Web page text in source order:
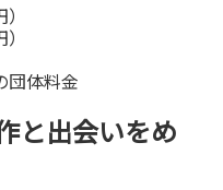
体料金
と出会いをめ